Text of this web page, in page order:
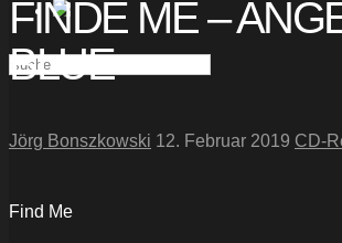
FINDE ME –
BLUE
Jörg Bonszkowski 12. Februar 2019 CD-
Find Me